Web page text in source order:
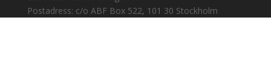
Postadress: c/o ABF Box 522, 101 30 Stockholm